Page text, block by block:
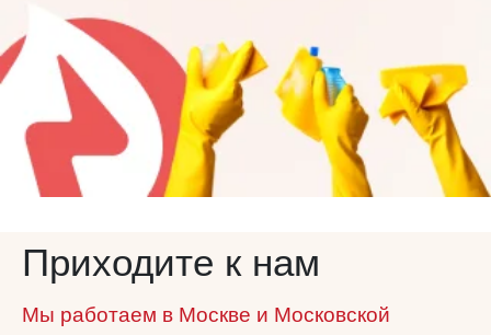
Приходите к нам
Мы работаем в Москве и Московской